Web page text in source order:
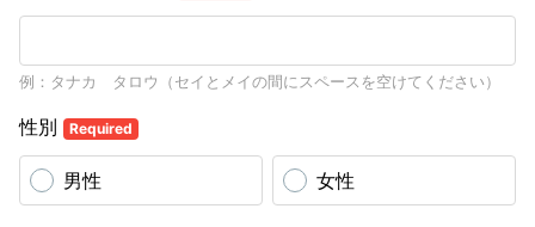
例：タナカ タロウ（セイとメイの間にスペースを空けてください）
性別 Required
男性 女性